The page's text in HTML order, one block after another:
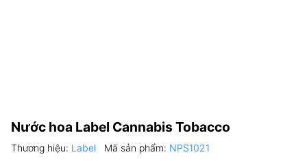
Nước hoa Label Cannabis Tobacco
Thương hiệu: Label Mã sản phẩm: NPS1021